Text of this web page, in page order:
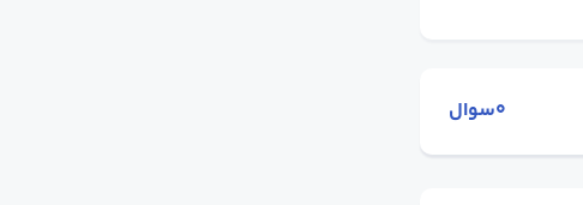
0سوال